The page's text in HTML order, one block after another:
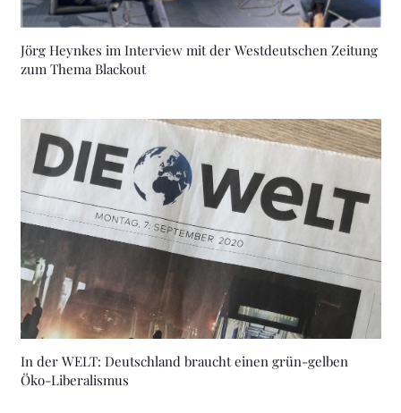
Jörg Heynkes im Interview mit der Westdeutschen Zeitung
zum Thema Blackout
In der WELT: Deutschland braucht einen grün-gelben
Öko-Liberalismus